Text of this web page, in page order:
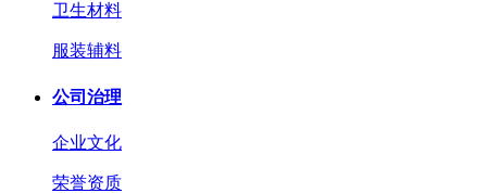
卫生材料
服装辅料
公司治理
企业文化
荣誉资质